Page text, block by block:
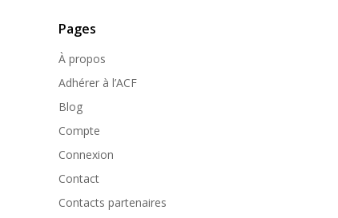
Pages
À propos
Adhérer à l’ACF
Blog
Compte
Connexion
Contact
Contacts partenaires